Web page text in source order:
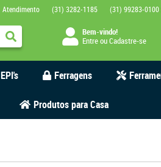
Atendimento (31) 3282-1185 (31) 99283-0100
Bem-vindo!
EntreouCadastre-se
EPI's Ferragens
Produtos para Casa